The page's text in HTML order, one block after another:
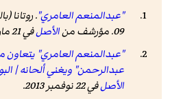
"عبدالمنعم العامري".روتانا
09. مؤرشف من
الأصلفي 21 مارس 2018
"عبدالمنعم العامري"
عبدالرحمن" ويغني ألحانه |
الأصلفي 22 نوفمبر 2013
.